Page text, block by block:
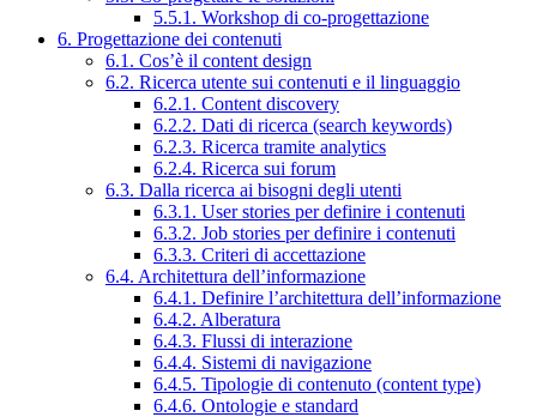
5.5.1. Workshop di co-progettazione
6. Progettazione dei contenuti
6.1. Cos’è il content design
6.2. Ricerca utente sui contenuti e il linguaggio
6.2.1. Content discovery
6.2.2. Dati di ricerca (search keywords)
6.2.3. Ricerca tramite analytics
6.2.4. Ricerca sui forum
6.3. Dalla ricerca ai bisogni degli utenti
6.3.1. User stories per definire i contenuti
6.3.2. Job stories per definire i contenuti
6.3.3. Criteri di accettazione
6.4. Architettura dell’informazione
6.4.1. Definire l’architettura dell’informazione
6.4.2. Alberatura
6.4.3. Flussi di interazione
6.4.4. Sistemi di navigazione
6.4.5. Tipologie di contenuto (content type)
6.4.6. Ontologie e standard